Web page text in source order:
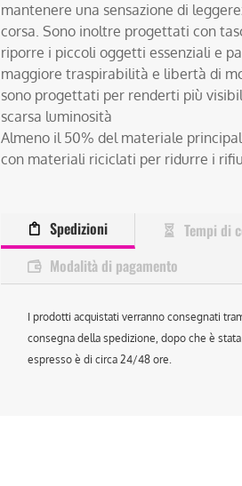
mantenere una sensazione di
corsa. Sono inoltre progettati con
riporre i piccoli oggetti essenziali e
maggiore traspirabilità e libertà di
sono progettati per renderti più
scarsa luminosità
Almeno il 50% del materiale
con materiali riciclati per ridurre i
Spedizioni
Tempi di
Modalità di pagamento
I prodotti acquistati verranno consegnati
consegna della spedizione, dopo che è
espresso è di circa 24/48 ore.